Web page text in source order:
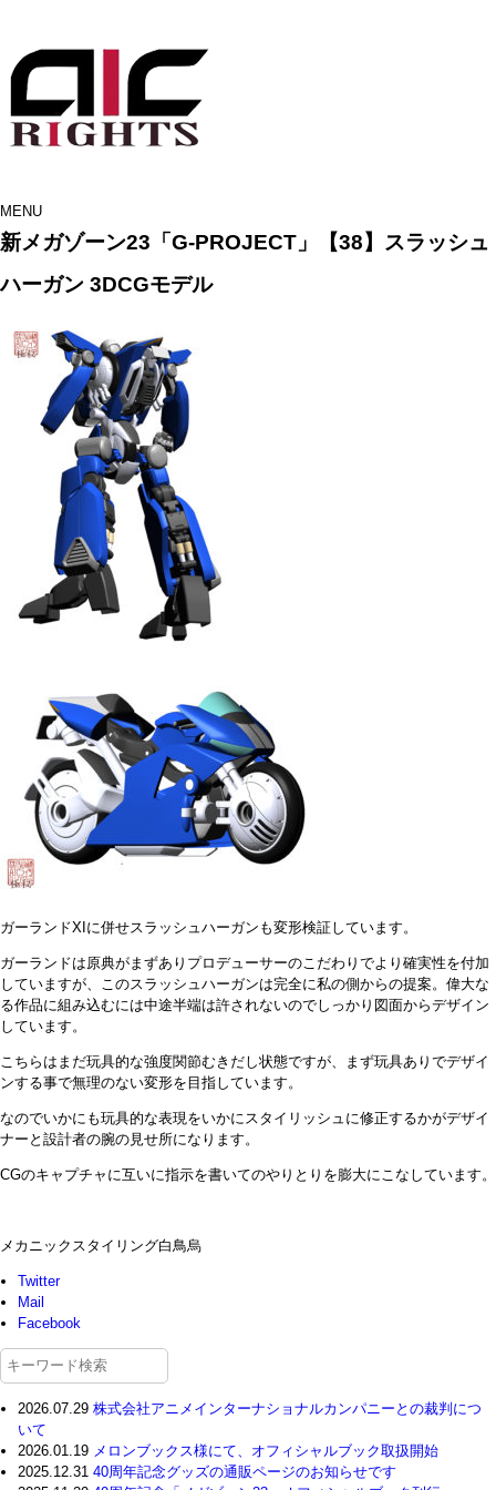
MENU
新メガゾーン23「G-PROJECT」【38】スラッシュ
ハーガン 3DCGモデル
ガーランドXIに併せスラッシュハーガンも変形検証しています。
ガーランドは原典がまずありプロデューサーのこだわりでより確実性を付加
していますが、このスラッシュハーガンは完全に私の側からの提案。偉大な
る作品に組み込むには中途半端は許されないのでしっかり図面からデザイン
しています。
こちらはまだ玩具的な強度関節むきだし状態ですが、まず玩具ありでデザイ
ンする事で無理のない変形を目指しています。
なのでいかにも玩具的な表現をいかにスタイリッシュに修正するかがデザイ
ナーと設計者の腕の見せ所になります。
CGのキャプチャに互いに指示を書いてのやりとりを膨大にこなしています。
メカニックスタイリング白鳥烏
Twitter
Mail
Facebook
2026.07.29 株式会社アニメインターナショナルカンパニーとの裁判につ
いて
2026.01.19 メロンブックス様にて、オフィシャルブック取扱開始
2025.12.31 40周年記念グッズの通販ページのお知らせです